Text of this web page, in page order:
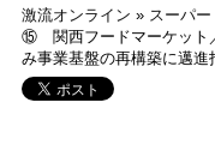
激流オンライン » スーパー
⑮ 関西フードマーケット
み事業基盤の再構築に邁進